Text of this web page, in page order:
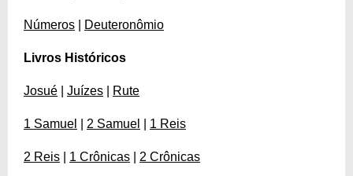
Números Deuteronômio
Livros Históricos
Josué Juízes Rute
1 Samuel 2 Samuel 1 Reis
2 Reis 1 Crônicas 2 Crônicas